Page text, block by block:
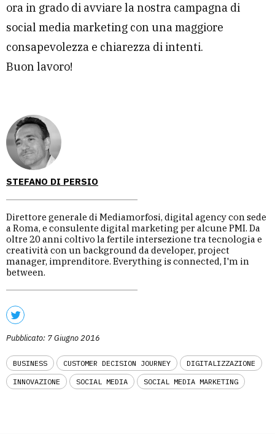
STEFANO DI PERSIO
Direttore generale di Mediamorfosi, digital agency con sede
a Roma, e consulente digital marketing per alcune PMI. Da
oltre 20 anni coltivo la fertile intersezione tra tecnologia e
creatività con un background da developer, project
manager, imprenditore. Everything is connected, I'm in
between.
Pubblicato: 7 Giugno 2016
BUSINESS CUSTOMER DECISION JOURNEY
DIGITALIZZAZIONE
INNOVAZIONE
SOCIAL MEDIA SOCIAL MEDIA MARKETING
ora in grado di avviare la nostra campagna di
social media marketing con una maggiore
consapevolezza e chiarezza di intenti.
Buon lavoro!